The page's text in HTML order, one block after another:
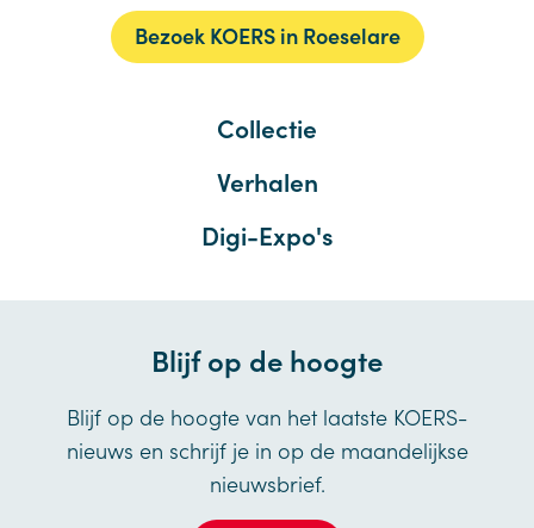
Bezoek KOERS in Roeselare
Collectie
Verhalen
Digi-Expo's
Blijf op de hoogte
Blijf op de hoogte van het laatste KOERS-
nieuws en schrijf je in op de maandelijkse
nieuwsbrief.